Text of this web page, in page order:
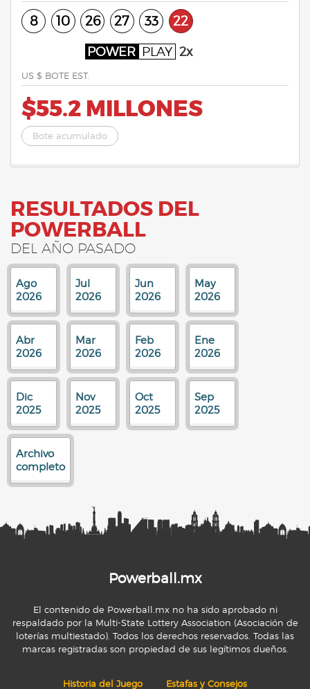
8 10 26 27 33 22
POWER PLAY 2x
US $ BOTE EST.
$55.2 MILLONES
Bote acumulado
RESULTADOS DEL
POWERBALL
DEL AÑO PASADO
Ago
2026
Jul
2026
Jun
2026
May
2026
Abr
2026
Mar
2026
Feb
2026
Ene
2026
Dic
2025
Nov
2025
Oct
2025
Sep
2025
Archivo
completo
Powerball.mx
El contenido de Powerball.mx no ha sido aprobado ni
respaldado por la Multi-State Lottery Association (Asociación de
loterías multiestado). Todos los derechos reservados. Todas las
marcas registradas son propiedad de sus legítimos dueños.
Historia del Juego Estafas y Consejos